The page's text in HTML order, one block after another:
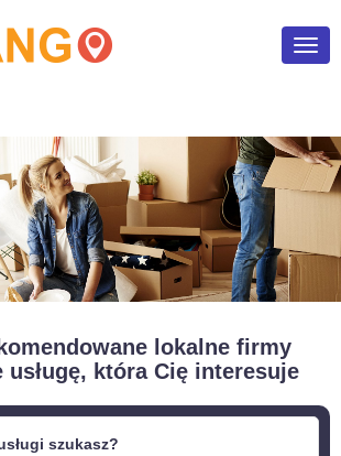
lokalne firmy
usługę, która Cię interesuje